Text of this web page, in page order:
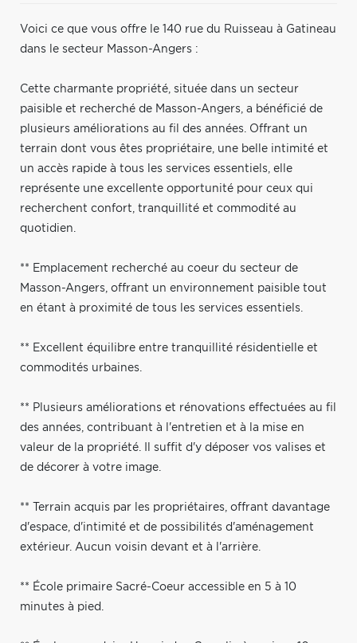
Voici ce que vous offre le 140 rue du Ruisseau à Gatineau
dans le secteur Masson-Angers :
Cette charmante propriété, située dans un secteur
paisible et recherché de Masson-Angers, a bénéficié de
plusieurs améliorations au fil des années. Offrant un
terrain dont vous êtes propriétaire, une belle intimité et
un accès rapide à tous les services essentiels, elle
représente une excellente opportunité pour ceux qui
recherchent confort, tranquillité et commodité au
quotidien.
** Emplacement recherché au coeur du secteur de
Masson-Angers, offrant un environnement paisible tout
en étant à proximité de tous les services essentiels.
** Excellent équilibre entre tranquillité résidentielle et
commodités urbaines.
** Plusieurs améliorations et rénovations effectuées au fil
des années, contribuant à l'entretien et à la mise en
valeur de la propriété. Il suffit d'y déposer vos valises et
de décorer à votre image.
** Terrain acquis par les propriétaires, offrant davantage
d'espace, d'intimité et de possibilités d'aménagement
extérieur. Aucun voisin devant et à l'arrière.
** École primaire Sacré-Coeur accessible en 5 à 10
minutes à pied.